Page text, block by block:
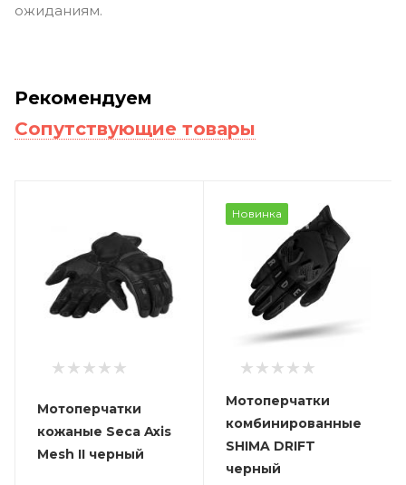
ожиданиям.
Рекомендуем
Сопутствующие товары
Мотоперчатки
кожаные Seca Axis
Mesh II черный
Новинка
Мотоперчатки
комбинированные
SHIMA DRIFT
черный